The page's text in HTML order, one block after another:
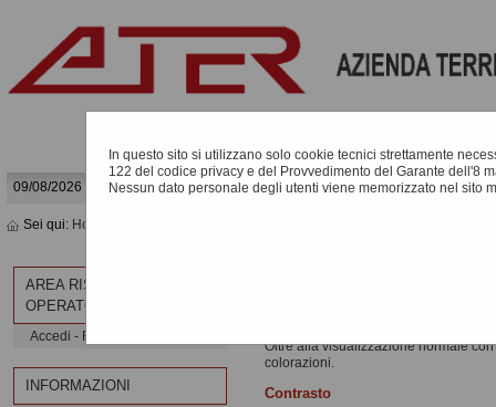
09/08/2026 07:52
Sei qui: Home
In questo sito si utilizzano solo cookie tecnici strettamente
122 del codice privacy e del Provvedimento del Garante dell'8
Nessun dato personale degli utenti viene memorizzato nel sito
Oltre alla visualizzazione normale
colorazioni.
Contrasto
AREA RISERVATA
OPERATORE ECONOMICO
Accedi - Registrati
INFORMAZIONI